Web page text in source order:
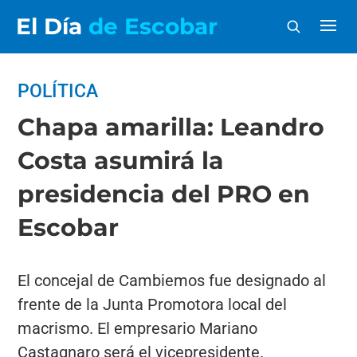
El Día de Escobar
POLÍTICA
Chapa amarilla: Leandro
Costa asumirá la
presidencia del PRO en
Escobar
El concejal de Cambiemos fue designado al
frente de la Junta Promotora local del
macrismo. El empresario Mariano
Castagnaro será el vicepresidente.